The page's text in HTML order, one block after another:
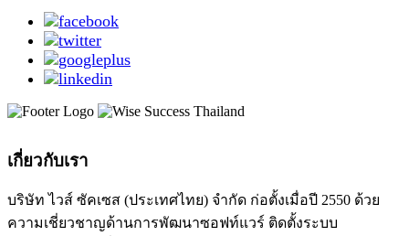
เกี่ยวกับเรา
บริษัท ไวส์ ซัคเซส (ประเทศไทย) จำกัด ก่อตั้งเมื่อปี 2550 ด้วย
ความเชี่ยวชาญด้านการพัฒนาซอฟท์แวร์ ติดตั้งระบบ